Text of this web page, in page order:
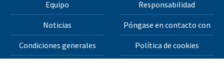
Equipo Responsabilidad
Noticias Póngase en contacto con
Condiciones generales Política de cookies